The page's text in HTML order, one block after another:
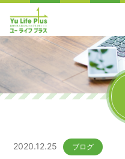
2020.12.25 ブログ